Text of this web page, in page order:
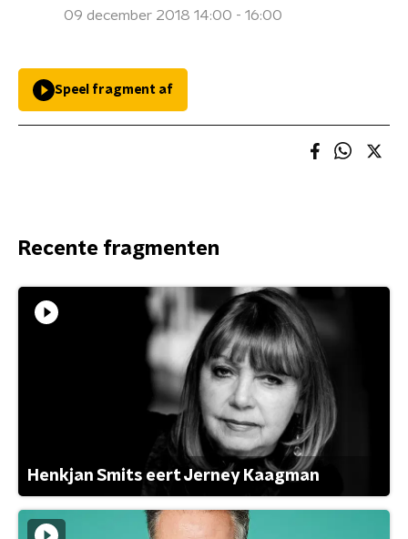
09 december 2018 14:00 - 16:00
Speel fragment af
Recente fragmenten
Henkjan Smits eert Jerney Kaagman